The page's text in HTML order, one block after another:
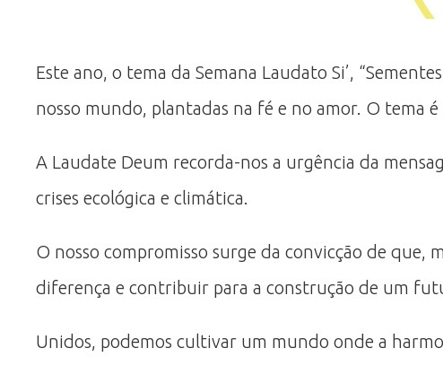
Este ano, o tema da Semana Laudato Si’,
nosso mundo, plantadas na fé e no amor. O tema
A Laudate Deum recorda-nos a urgência da
crises ecológica e climática.
O nosso compromisso surge da convicção de que,
diferença e contribuir para a construção de um
Unidos, podemos cultivar um mundo onde a